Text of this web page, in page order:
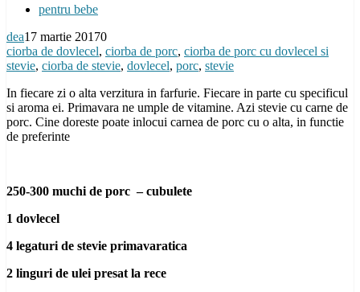
pentru bebe
dea17 martie 20170
ciorba de dovlecel, ciorba de porc, ciorba de porc cu dovlecel si
stevie, ciorba de stevie, dovlecel, porc, stevie
In fiecare zi o alta verzitura in farfurie. Fiecare in parte cu specificul
si aroma ei. Primavara ne umple de vitamine. Azi stevie cu carne de
porc. Cine doreste poate inlocui carnea de porc cu o alta, in functie
de preferinte
250-300 muchi de porc – cubulete
1 dovlecel
4 legaturi de stevie primavaratica
2 linguri de ulei presat la rece